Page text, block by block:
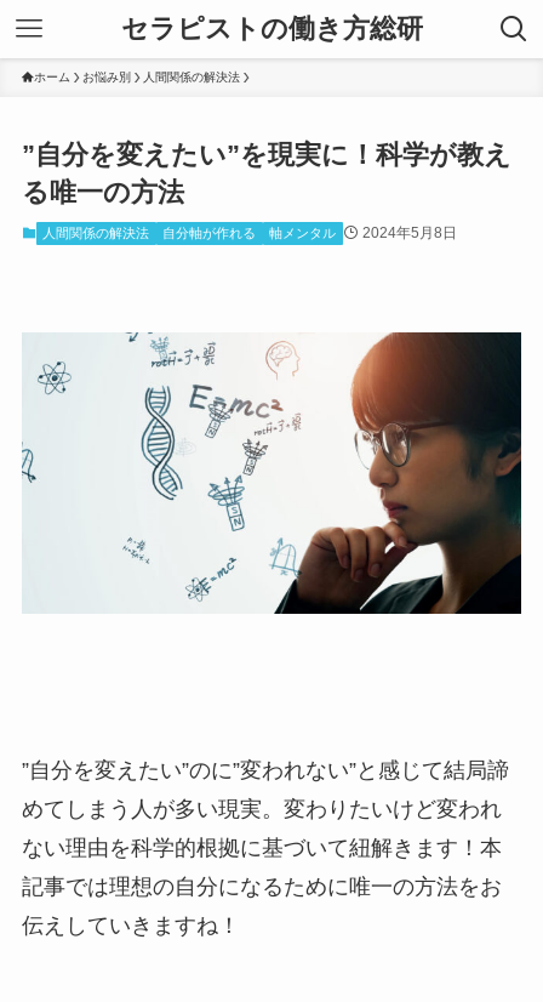
セラピストの働き方総研
ホーム お悩み別 人間関係の解決法
”自分を変えたい”を現実に！科学が教え
る唯一の方法
人間関係の解決法 自分軸が作れる 軸メンタル 2024年5月8日
”自分を変えたい”のに”変われない”と感じて結局諦
めてしまう人が多い現実。変わりたいけど変われ
ない理由を科学的根拠に基づいて紐解きます！本
記事では理想の自分になるために唯一の方法をお
伝えしていきますね！